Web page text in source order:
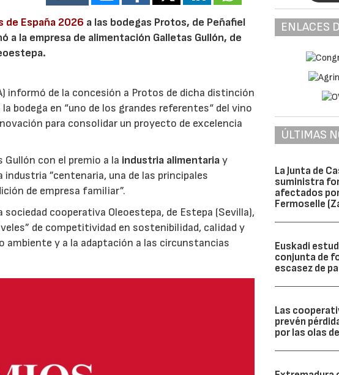
de España 2026 a las bodegas Protos, de Peñafiel
a la empresa de alimentación Galletas Gullón, de
informó de la concesión a Protos de dicha distinción
bodega en “uno de los grandes referentes“ del vino
para consolidar un proyecto de excelencia
con el premio a la industria alimentariay
”centenaria, una de las principales
de empresa familiar”.
sociedad cooperativa Oleoestepa, de Estepa (Sevilla),
de competitividad en sostenibilidad, calidad y
ambiente y a la adaptación a las circunstancias
ENLACES
ÚLTIMAS
La Junta de
suministra
afectados
Fermoselle
Euskadi
conjunta de
escasez de
Las
prevén
por las olas